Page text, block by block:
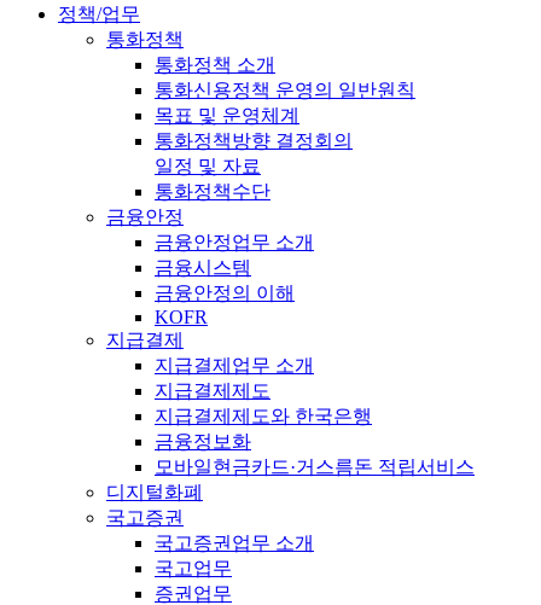
정책/업무
통화정책
통화정책 소개
통화신용정책 운영의 일반원칙
목표 및 운영체계
통화정책방향 결정회의
일정 및 자료
통화정책수단
금융안정
금융안정업무 소개
금융시스템
금융안정의 이해
KOFR
지급결제
지급결제업무 소개
지급결제제도
지급결제제도와 한국은행
금융정보화
모바일현금카드·거스름돈 적립서비스
디지털화폐
국고증권
국고증권업무 소개
국고업무
증권업무